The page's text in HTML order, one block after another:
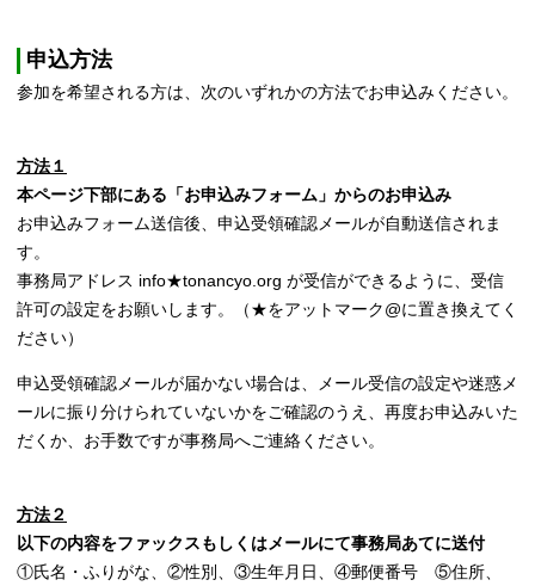
申込方法
参加を希望される方は、次のいずれかの方法でお申込みください。
方法１
本ページ下部にある「お申込みフォーム」からのお申込み
お申込みフォーム送信後、申込受領確認メールが自動送信されま
す。
事務局アドレス info★tonancyo.org が受信ができるように、受信
許可の設定をお願いします。（★をアットマーク@に置き換えてく
ださい）
申込受領確認メールが届かない場合は、メール受信の設定や迷惑メ
ールに振り分けられていないかをご確認のうえ、再度お申込みいた
だくか、お手数ですが事務局へご連絡ください。
方法２
以下の内容をファックスもしくはメールにて事務局あてに送付
①氏名・ふりがな、②性別 、③生年月日 、④郵便番号 ⑤住所、